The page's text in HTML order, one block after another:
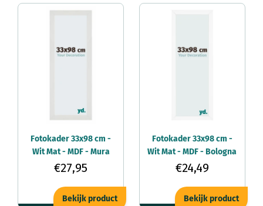
Fotokader 33x98 cm -
Wit Mat - MDF - Mura
€27,95
Bekijk product
Fotokader 33x98 cm -
Wit Mat - MDF - Bologna
€24,49
Bekijk product